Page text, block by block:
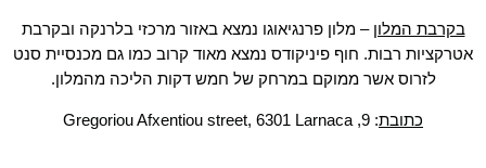
בקרבת המלון – מלון פרנגיאוגו נמצא באזור מרכזי בלרנקה ובקרבת
אטרקציות רבות. חוף פיניקודס נמצא מאוד קרוב כמו גם מכנסיית סנט
לזרוס אשר ממוקם במרחק של חמש דקות הליכה מהמלון.
כתובת: 9, Gregoriou Afxentiou street, 6301 Larnaca